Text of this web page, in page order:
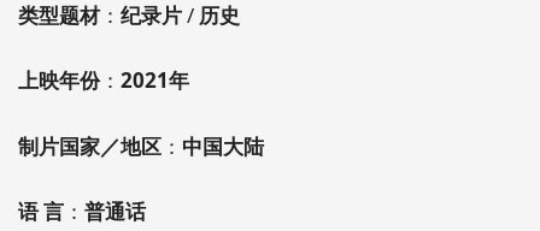
类型题材： 纪录片/ 历史
上映年份： 2021年
制片国家／地区 ： 中国大陆
语 言 ： 普通话